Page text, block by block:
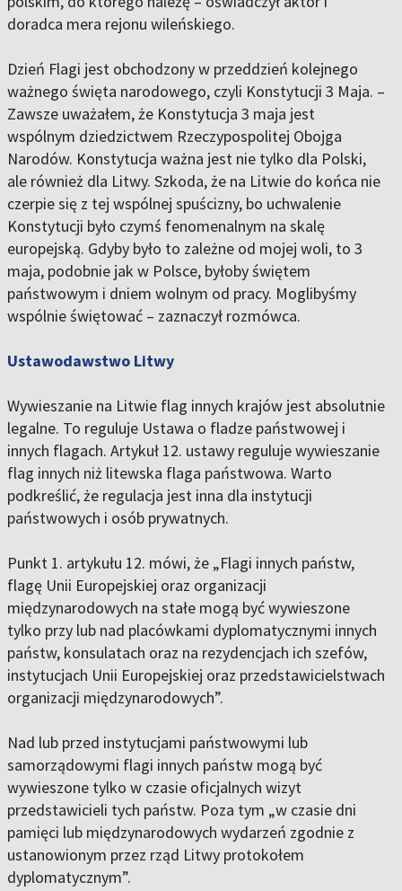
doradca mera rejonu wileńskiego.
Dzień Flagi jest obchodzony w przeddzień kolejnego
ważnego święta narodowego, czyli Konstytucji 3 Maja. –
Zawsze uważałem, że Konstytucja 3 maja jest
wspólnym dziedzictwem Rzeczypospolitej Obojga
Narodów. Konstytucja ważna jest nie tylko dla Polski,
ale również dla Litwy. Szkoda, że na Litwie do końca nie
czerpie się z tej wspólnej spuścizny, bo uchwalenie
Konstytucji było czymś fenomenalnym na skalę
europejską. Gdyby było to zależne od mojej woli, to 3
maja, podobnie jak w Polsce, byłoby świętem
państwowym i dniem wolnym od pracy. Moglibyśmy
wspólnie świętować – zaznaczył rozmówca.
Ustawodawstwo Litwy
Wywieszanie na Litwie flag innych krajów jest absolutnie
legalne. To reguluje Ustawa o fladze państwowej i
innych flagach. Artykuł 12. ustawy reguluje wywieszanie
flag innych niż litewska flaga państwowa. Warto
podkreślić, że regulacja jest inna dla instytucji
państwowych i osób prywatnych.
Punkt 1. artykułu 12. mówi, że „Flagi innych państw,
flagę Unii Europejskiej oraz organizacji
międzynarodowych na stałe mogą być wywieszone
tylko przy lub nad placówkami dyplomatycznymi innych
państw, konsulatach oraz na rezydencjach ich szefów,
instytucjach Unii Europejskiej oraz przedstawicielstwach
organizacji międzynarodowych”.
Nad lub przed instytucjami państwowymi lub
samorządowymi flagi innych państw mogą być
wywieszone tylko w czasie oficjalnych wizyt
przedstawicieli tych państw. Poza tym „w czasie dni
pamięci lub międzynarodowych wydarzeń zgodnie z
ustanowionym przez rząd Litwy protokołem
dyplomatycznym”.